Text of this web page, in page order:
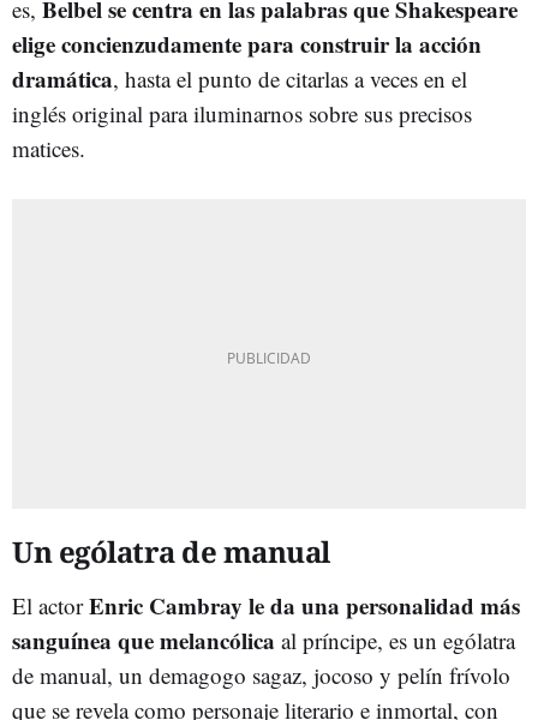
es, Belbel se centra en las palabras que Shakespeare
elige concienzudamente para construir la acción
dramática, hasta el punto de citarlas a veces en el
inglés original para iluminarnos sobre sus precisos
matices.
Un ególatra de manual
El actorEnric Cambray le da una personalidad más
sanguínea que melancólica al príncipe, es un ególatra
de manual, un demagogo sagaz, jocoso y pelín frívolo
que se revela como personaje literario e inmortal, con